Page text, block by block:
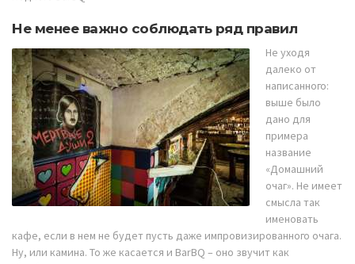
Не менее важно соблюдать ряд правил
Не уходя
далеко от
написанного:
выше было
дано для
примера
название
«Домашний
очаг». Не имеет
смысла так
именовать
кафе, если в нем не будет пусть даже импровизированного очага.
Ну, или камина. То же касается и BarBQ – оно звучит как